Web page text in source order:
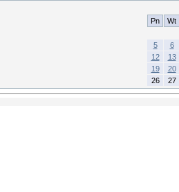
Pn Wt
5
6
12
13
19
20
26
27